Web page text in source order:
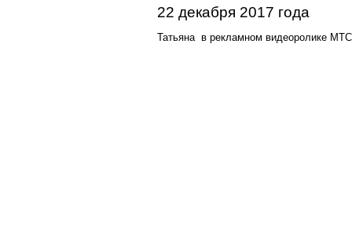
22 декабря 2017 года
Татьяна в рекламном видеоролике